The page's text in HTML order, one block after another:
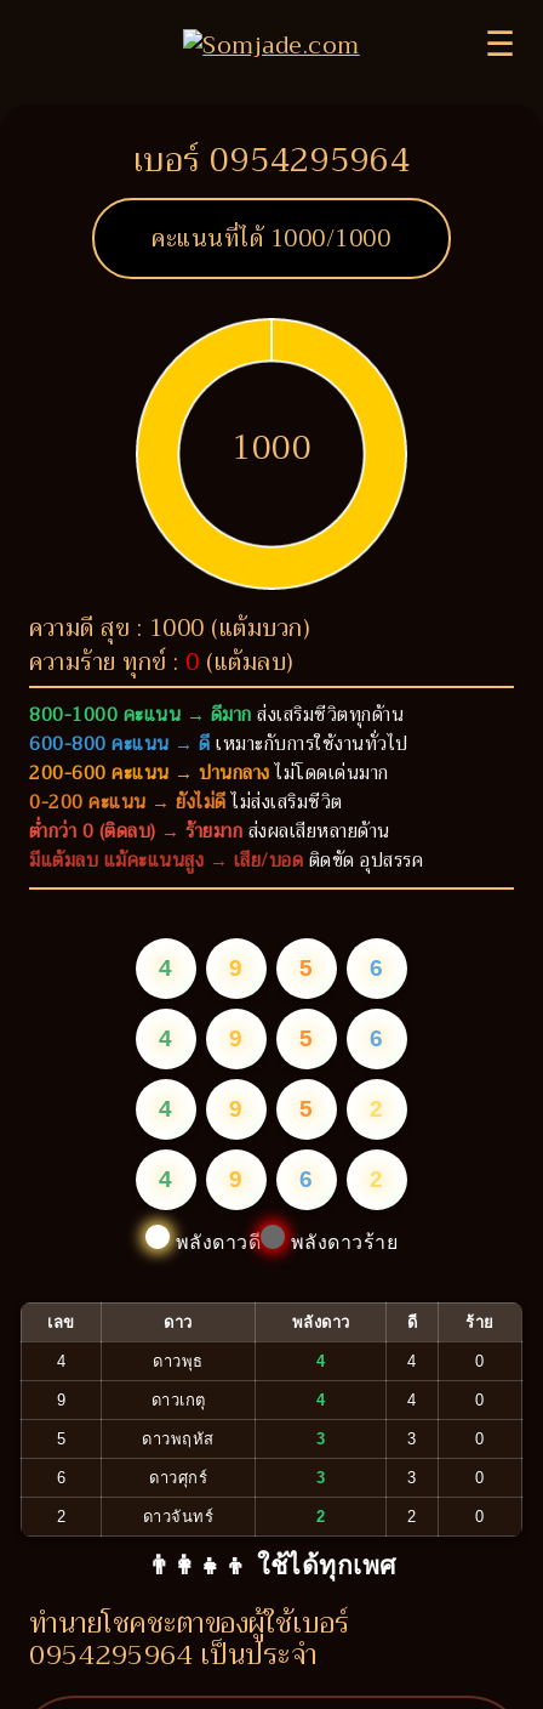
☰
เบอร์ 0954295964
คะแนนที่ได้ 1000/1000
1000
ความดี สุข : 1000 (แต้มบวก)
ความร้าย ทุกข์ : 0 (แต้มลบ)
800-1000 คะแนน → ดีมากส่งเสริมชีวิตทุกด้าน
600-800 คะแนน → ดีเหมาะกับการใช้งานทั่วไป
200-600 คะแนน → ปานกลางไม่โดดเด่นมาก
0-200 คะแนน → ยังไม่ดีไม่ส่งเสริมชีวิต
ต่ำกว่า 0 (ติดลบ) → ร้ายมากส่งผลเสียหลายด้าน
มีแต้มลบ แม้คะแนนสูง → เสีย/บอดติดขัด อุปสรรค
4 9 5 6
4 9 5 6
4 9 5 2
4 9 6 2
พลังดาวดี พลังดาวร้าย
เลข ดาว พลังดาว ดี ร้าย
4 ดาวพุธ 4 4 0
9 ดาวเกตุ 4 4 0
5 ดาวพฤหัส 3 3 0
6 ดาวศุกร์ 3 3 0
2 ดาวจันทร์ 2 2 0
👨‍👩‍👧‍👦 ใช้ได้ทุกเพศ
ทำนายโชคชะตาของผู้ใช้เบอร์
0954295964 เป็นประจำ